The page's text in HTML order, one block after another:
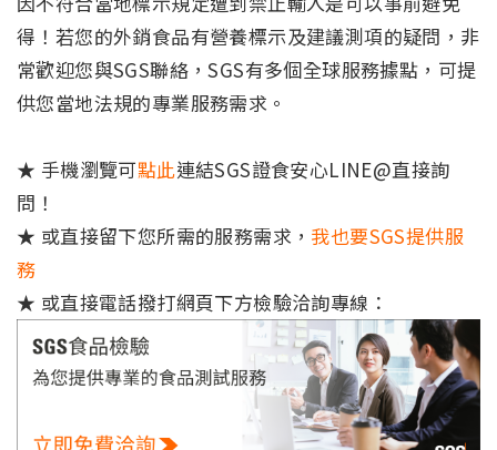
得！若您的外銷食品有營養標示及建議測項的疑問，非
常歡迎您與SGS聯絡，SGS有多個全球服務據點，可提
供您當地法規的專業服務需求。
★ 手機瀏覽可點此連結SGS證食安心LINE@直接詢
問！
★ 或直接留下您所需的服務需求， 我也要SGS提供服
務
★ 或直接電話撥打網頁下方檢驗洽詢專線：